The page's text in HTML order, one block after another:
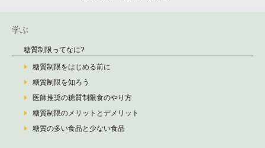
学ぶ
糖質制限ってなに?
糖質制限をはじめる前に
糖質制限を知ろう
医師推奨の糖質制限食のやり方
糖質制限のメリットとデメリット
糖質の多い食品と少ない食品